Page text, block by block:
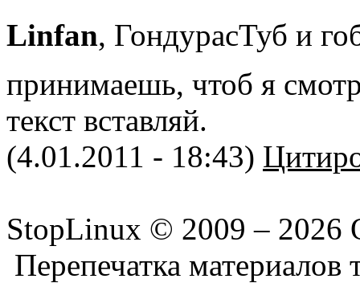
Linfan, ГондурасТуб и
принимаешь, чтоб я
текст вставляй.
(4.01.2011 - 18:43)
StopLinux © 2009 – 2026
Перепечатка материалов